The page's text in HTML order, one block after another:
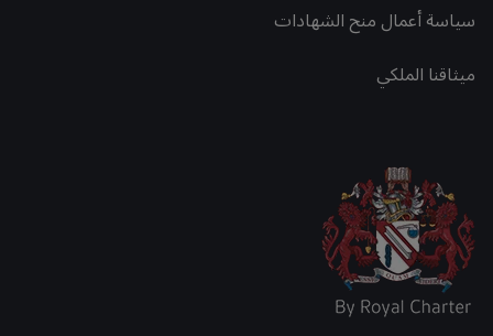
سياسة أعمال منح الشهادات
ميثاقنا الملكي